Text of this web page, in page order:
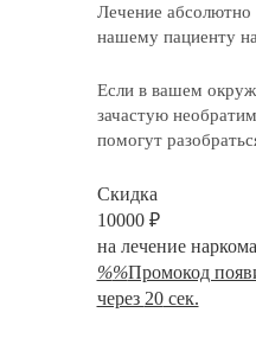
Лечение
нашему пациенту
Если в вашем
зачастую
помогут
Скидка
10000 ₽
на лечение
%%Промокод
через 20сек.